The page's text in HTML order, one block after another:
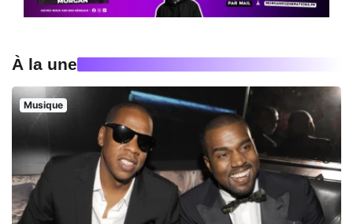
À la une
Musique